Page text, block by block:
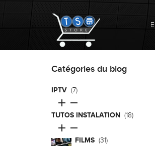
Catégories du blog
IPTV (7)
 
TUTOS INSTALATION (18)
 
FILMS (31)